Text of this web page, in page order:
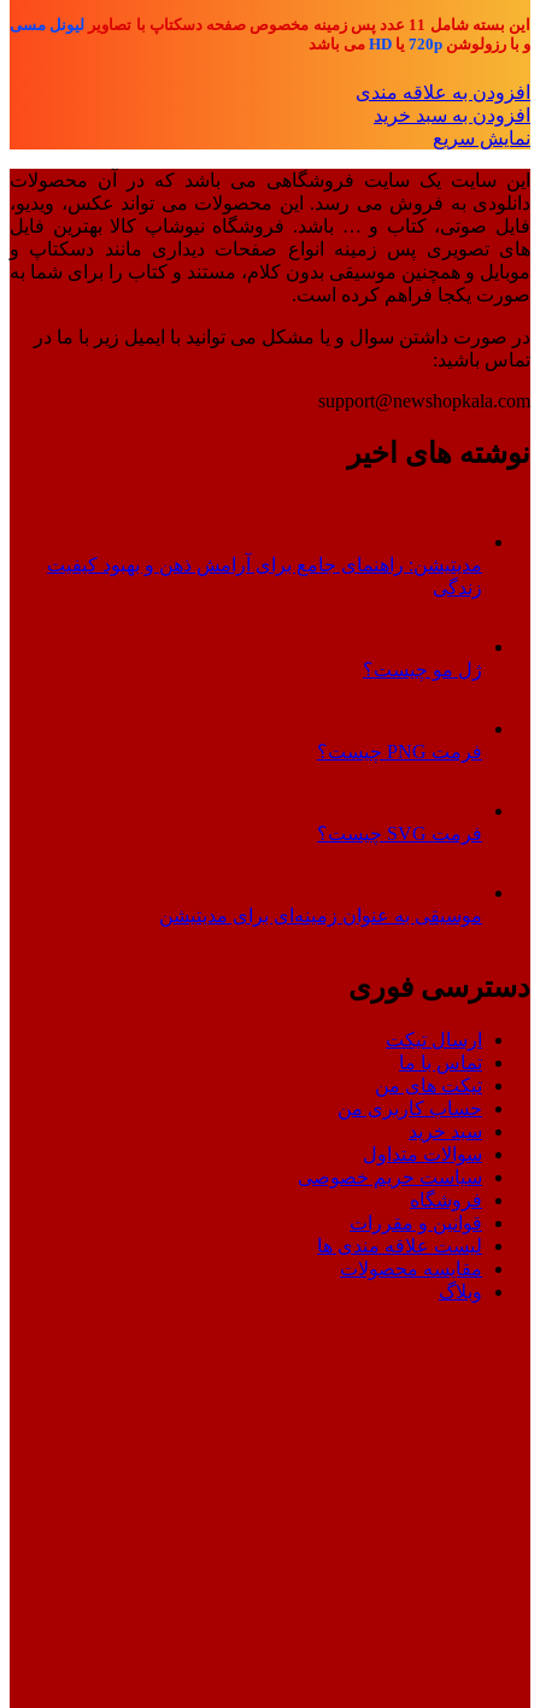
این بسته شامل 11 عدد پس زمینه مخصوص صفحه دسکتاپ با تصاویر
لیونل مسی
و با رزولوشن 720p یا HD می باشد
افزودن به علاقه مندی
افزودن به سبد خرید
نمایش سریع
این سایت یک سایت فروشگاهی می باشد که در آن محصولات
دانلودی به فروش می رسد. این محصولات می تواند عکس، ویدیو،
فایل صوتی، کتاب و … باشد. فروشگاه نیوشاپ کالا بهترین فایل
های تصویری پس زمینه انواع صفحات دیداری مانند دسکتاپ و
موبایل و همچنین موسیقی بدون کلام، مستند و کتاب را برای شما به
صورت یکجا فراهم کرده است.
در صورت داشتن سوال و یا مشکل می توانید با ایمیل زیر با ما در
تماس باشید:
support@newshopkala.com
نوشته های اخیر
مدیتیشن: راهنمای جامع برای آرامش ذهن و بهبود کیفیت
زندگی
ژل مو چیست؟
فرمت PNG چیست؟
فرمت SVG چیست؟
موسیقی به عنوان زمینه‌ای برای مدیتیشن
دسترسی فوری
ارسال تیکت
تماس با ما
تیکت های من
حساب کاربری من
سبد خرید
سوالات متداول
سیاست حریم خصوصی
فروشگاه
قوانین و مقررات
لیست علاقه مندی ها
مقایسه محصولات
وبلاگ